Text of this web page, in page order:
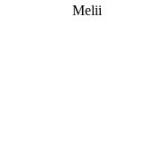
Melii